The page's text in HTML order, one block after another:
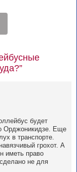
будет
Орджоникидзе. Еще
в транспорте.
грохот. А
иметь право
не для